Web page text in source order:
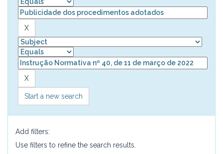
Start a new search
Add filters:
Use filters to refine the search results.